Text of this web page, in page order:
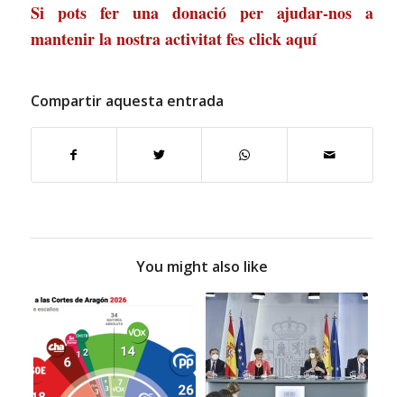
Si pots fer una donació per ajudar-nos a
mantenir la nostra activitatfes click aquí
Compartir aquesta entrada
You might also like